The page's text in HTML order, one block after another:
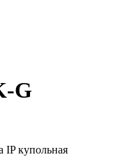
G
IP купольная